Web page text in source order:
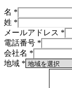
名 *
姓 *
メールアドレス *
電話番号 *
会社名 *
地域 *